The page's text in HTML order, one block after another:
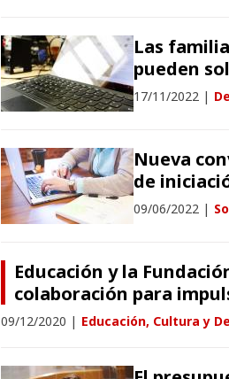
Las
pueden
17/11/2022 |
Nueva
de
09/06/2022 |
Educación y la
colaboración para
09/12/2020 | Educación, Cultura y